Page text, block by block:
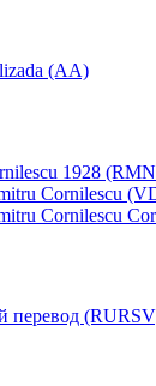
(AA)
1928
Cornilescu
Cornilescu
перевод